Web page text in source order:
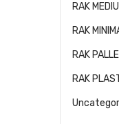
RAK
RAK
RAK
RAK